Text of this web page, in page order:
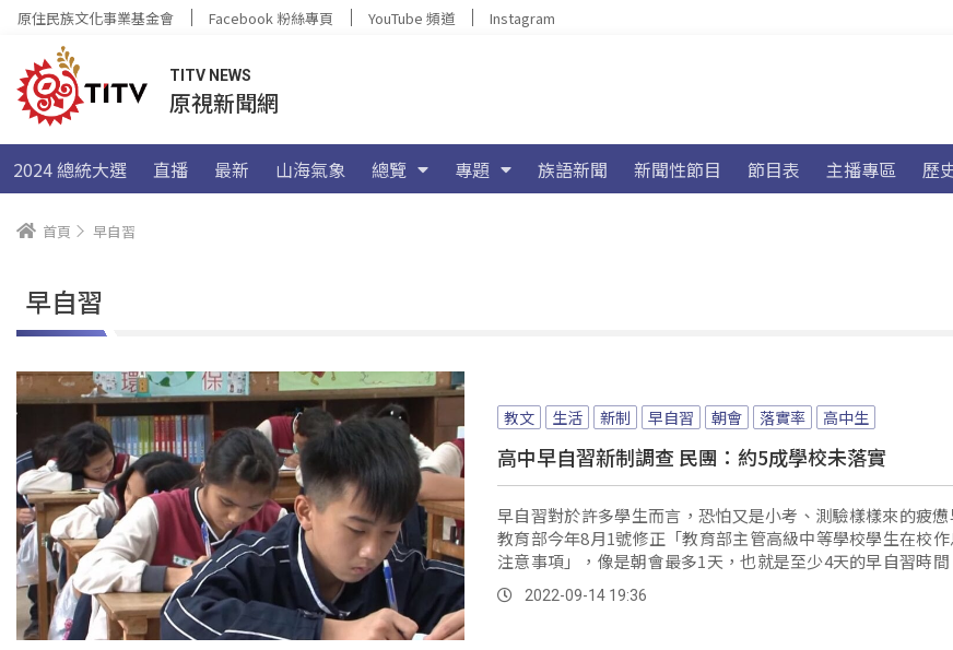
原住民族文化事業基金會 Facebook 粉絲專頁 YouTube 頻道 Instagram
TITV NEWS
原視新聞網
2024 總統大選 直播 最新 山海氣象 總覽 專題 族語新聞 新聞性節目 節目表 主播專區 歷
首頁 早自習
早自習
教文 生活 新制 早自習 朝會 落實率 高中生
高中早自習新制調查 民團：約5成學校未落實
早自習對於許多學生而言，恐怕又是小考、測驗樣樣來的疲
教育部今年8月1號修正「教育部主管高級中等學校學生在校
注意事項」，像是朝會最多1天，也就是至少4天的早自習時
主規劃運用，學生在第一節課以前到校即可，早自習時間學校
試或任何測驗，對此高中生也鬆一口氣表示，壓力減輕不少。
2022-09-14 19:36